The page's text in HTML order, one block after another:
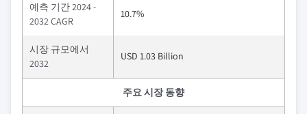
예측 기간 2024 -
2032 CAGR
10.7%
시장 규모에서
2032
USD 1.03 Billion
주요 시장 동향